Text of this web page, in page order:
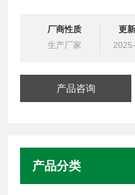
-20°C 至 -80°C 的无菌条
至 8°C 下，在无菌条件下
厂商性质
生产厂家
更
产品咨询
产品分类